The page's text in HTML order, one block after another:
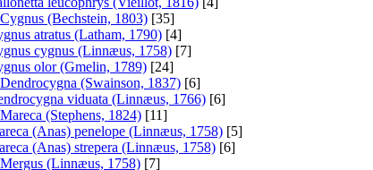
(Bechstein, 1803) [35]
atratus (Latham, 1790) [4]
cygnus (Linnæus, 1758) [7]
olor (Gmelin, 1789) [24]
(Swainson, 1837) [6]
viduata (Linnæus, 1766) [6]
(Stephens, 1824) [11]
(Anas) penelope (Linnæus, 1758) [5]
(Anas) strepera (Linnæus, 1758) [6]
(Linnæus, 1758) [7]